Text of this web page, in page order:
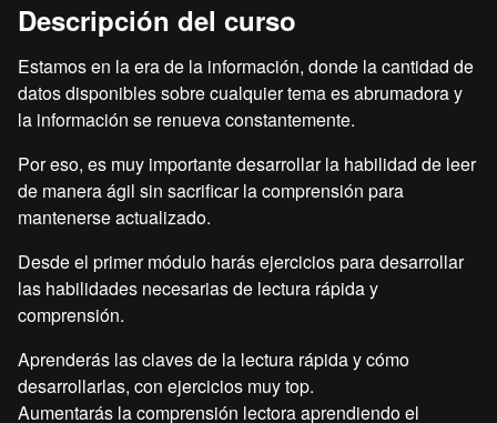
Descripción del curso
Estamos en la era de la información, donde la cantidad de
datos disponibles sobre cualquier tema es abrumadora y
la información se renueva constantemente.
Por eso, es muy importante desarrollar la habilidad de leer
de manera ágil sin sacrificar la comprensión para
mantenerse actualizado.
Desde el primer módulo harás ejercicios para desarrollar
las habilidades necesarias de lectura rápida y
comprensión.
Aprenderás las claves de la lectura rápida y cómo
desarrollarlas, con ejercicios muy top.
Aumentarás la comprensión lectora aprendiendo el